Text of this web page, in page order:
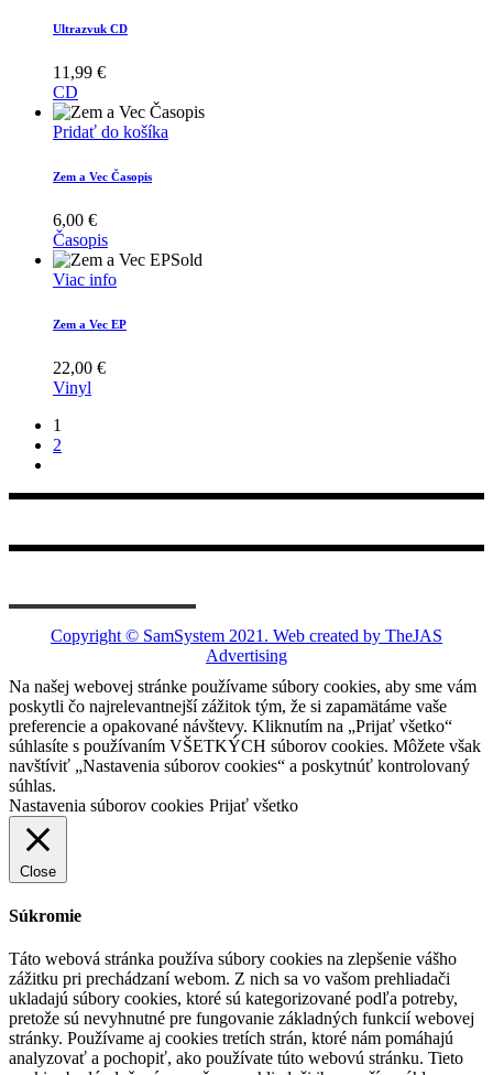
Ultrazvuk CD
11,99 €
CD
Pridať do košíka
Zem a Vec Časopis
6,00 €
Časopis
Sold
Viac info
Zem a Vec EP
22,00 €
Vinyl
1
2
Copyright © SamSystem 2021. Web created by TheJAS
Advertising
Na našej webovej stránke používame súbory cookies, aby sme vám
poskytli čo najrelevantnejší zážitok tým, že si zapamätáme vaše
preferencie a opakované návštevy. Kliknutím na „Prijať všetko“
súhlasíte s používaním VŠETKÝCH súborov cookies. Môžete však
navštíviť „Nastavenia súborov cookies“ a poskytnúť kontrolovaný
súhlas.
Nastavenia súborov cookies Prijať všetko
Close
Súkromie
Táto webová stránka používa súbory cookies na zlepšenie vášho
zážitku pri prechádzaní webom. Z nich sa vo vašom prehliadači
ukladajú súbory cookies, ktoré sú kategorizované podľa potreby,
pretože sú nevyhnutné pre fungovanie základných funkcií webovej
stránky. Používame aj cookies tretích strán, ktoré nám pomáhajú
analyzovať a pochopiť, ako používate túto webovú stránku. Tieto